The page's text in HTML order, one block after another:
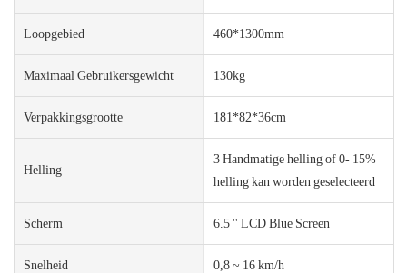
Loopgebied 460*1300mm
Maximaal Gebruikersgewicht 130kg
Verpakkingsgrootte 181*82*36cm
Helling
3 Handmatige helling of 0- 15%
helling kan worden geselecteerd
Scherm 6.5 '' LCD Blue Screen
Snelheid 0,8 ~ 16 km/h